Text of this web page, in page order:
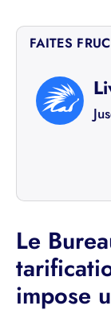
FAITES
Le
impose